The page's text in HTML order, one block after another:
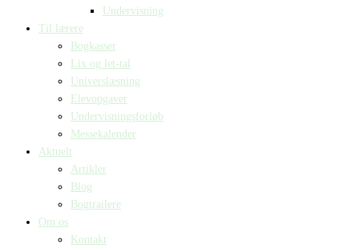
Undervisning
Til lærere
Bogkasser
Lix og let-tal
Universlæsning
Elevopgaver
Undervisningsforløb
Messekalender
Aktuelt
Artikler
Blog
Bogtrailere
Om os
Kontakt